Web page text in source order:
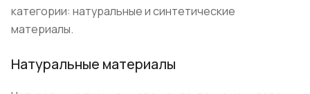
категории: натуральные и синтетические
материалы.
Натуральные материалы